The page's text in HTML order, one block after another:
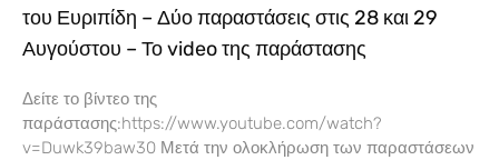
του Ευριπίδη – Δύο παραστάσεις στις 28 και 29
Αυγούστου – Το video της παράστασης
Δείτε το βίντεο της
παράστασης:https://www.youtube.com/watch?
v=Duwk39baw30 Μετά την ολοκλήρωση των παραστάσεων